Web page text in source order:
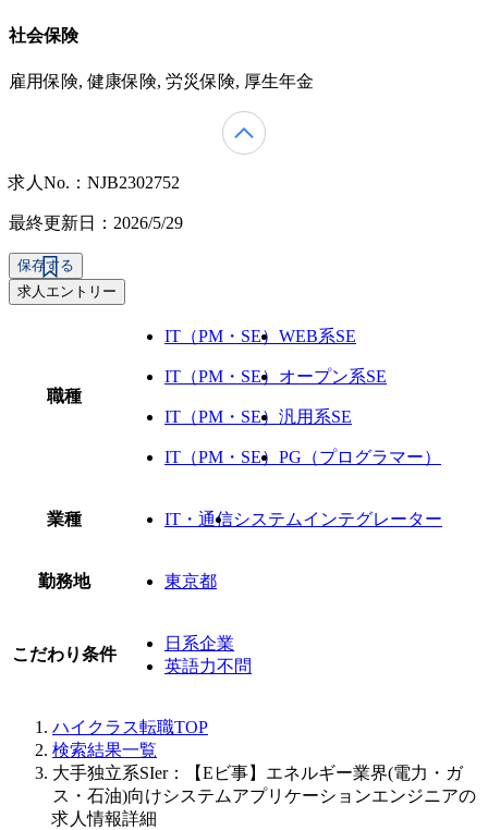
社会保険
雇用保険, 健康保険, 労災保険, 厚生年金
求人No.：NJB2302752
最終更新日：2026/5/29
保存する
求人エントリー
職種
IT（PM・SE） WEB系SE
IT（PM・SE） オープン系SE
IT（PM・SE） 汎用系SE
IT（PM・SE） PG（プログラマー）
業種 IT・通信システムインテグレーター
勤務地 東京都
こだわり条件
日系企業
英語力不問
ハイクラス転職TOP
検索結果一覧
大手独立系SIer：【Eビ事】エネルギー業界(電力・ガ
ス・石油)向けシステムアプリケーションエンジニアの
求人情報詳細